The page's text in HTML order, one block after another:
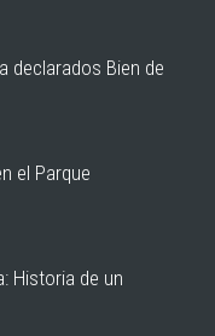
declarados Bien de
el Parque
Historia de un